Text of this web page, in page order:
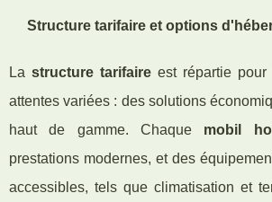
Structure tarifaire et options
La structure tarifaireest répartie pour
attentes variées : des solutions
haut de gamme. Chaque mobil
prestations modernes, et des
accessibles, tels que climatisation et